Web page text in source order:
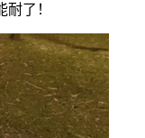
了！